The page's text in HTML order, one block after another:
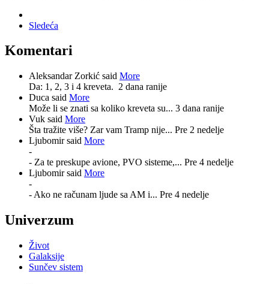
Sledeća
Komentari
Aleksandar Zorkić said More
Da: 1, 2, 3 i 4 kreveta. 2 dana ranije
Duca said More
Može li se znati sa koliko kreveta su... 3 dana ranije
Vuk said More
Šta tražite više? Zar vam Tramp nije... Pre 2 nedelje
Ljubomir said More
-
- Za te preskupe avione, PVO sisteme,... Pre 4 nedelje
Ljubomir said More
-
- Ako ne računam ljude sa AM i... Pre 4 nedelje
Univerzum
Život
Galaksije
Sunčev sistem